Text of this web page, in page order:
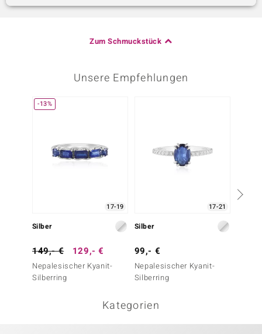
Zum Schmuckstück
Unsere Empfehlungen
-13%
17-19
Silber
149,- € 129,- €
Nepalesischer Kyanit-
Silberring
17-21
Silber
99,- €
Nepalesischer Kyanit-
Silberring
Kategorien